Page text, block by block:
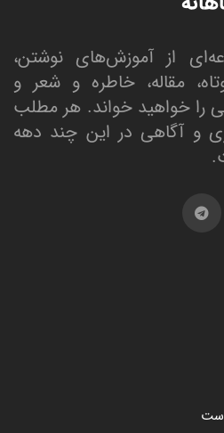
از آموزش‌های نوشتن،
مقاله، خاطره و شعر و
را خواهید خواند. هر مطلب
و آگاهی در این چند دهه